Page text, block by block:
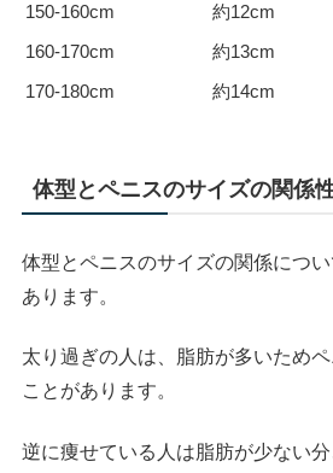
150-160cm
約12cm
160-170cm
約13cm
170-180cm
約14cm
体型とペニスのサイズの関係
体型とペニスのサイズの関係につ
あります。
太り過ぎの人は、脂肪が多いため
ことがあります。
逆に痩せている人は脂肪が少ない